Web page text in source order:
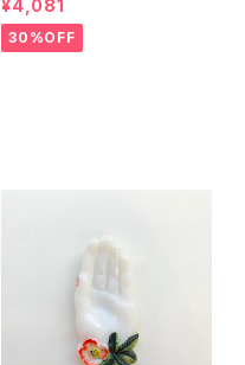
¥4,081
30%OFF